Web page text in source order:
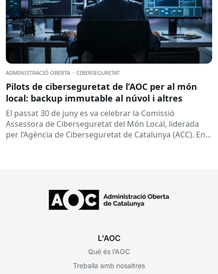
ADMINISTRACIÓ OBERTA · CIBERSEGURETAT
Pilots de ciberseguretat de l’AOC per al món
local: backup immutable al núvol i altres
El passat 30 de juny es va celebrar la Comissió
Assessora de Ciberseguretat del Món Local, liderada
per l’Agència de Ciberseguretat de Catalunya (ACC). En
L'AOC
Què és l’AOC
Treballa amb nosaltres